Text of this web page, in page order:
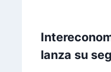
lanza su